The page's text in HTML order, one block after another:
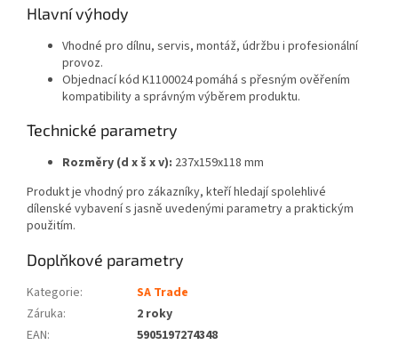
Hlavní výhody
Vhodné pro dílnu, servis, montáž, údržbu i profesionální
provoz.
Objednací kód K1100024 pomáhá s přesným ověřením
kompatibility a správným výběrem produktu.
Technické parametry
Rozměry (d x š x v): 237x159x118 mm
Produkt je vhodný pro zákazníky, kteří hledají spolehlivé
dílenské vybavení s jasně uvedenými parametry a praktickým
použitím.
Doplňkové parametry
Kategorie:
SA Trade
Záruka:
2 roky
EAN:
5905197274348